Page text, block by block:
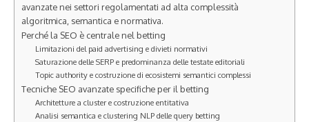
avanzate nei settori regolamentati ad alta complessità
algoritmica, semantica e normativa.
Perché la SEO è centrale nel betting
Limitazioni del paid advertising e divieti normativi
Saturazione delle SERP e predominanza delle testate editoriali
Topic authority e costruzione di ecosistemi semantici complessi
Tecniche SEO avanzate specifiche per il betting
Architetture a cluster e costruzione entitativa
Analisi semantica e clustering NLP delle query betting